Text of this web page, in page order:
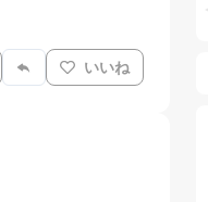
いいね